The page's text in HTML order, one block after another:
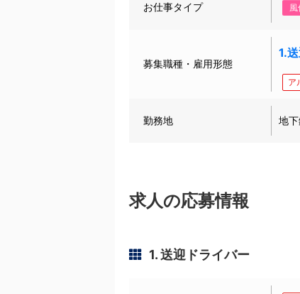
お仕事タイプ 風
募集職種・雇用形態
1.
ア
勤務地 地
求人の応募情報
1. 送迎ドライバー